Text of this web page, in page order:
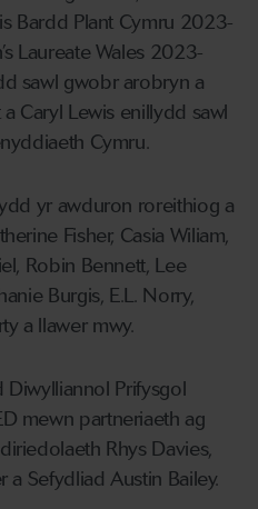
Bardd Plant Cymru 2023-
Laureate Wales 2023-
sawl gwobr arobryn a
Caryl Lewis enillydd sawl
Cymru.
yr awduron roreithiog a
Fisher, Casia Wiliam,
Robin Bennett, Lee
Burgis, E.L. Norry,
a llawer mwy.
Diwylliannol Prifysgol
mewn partneriaeth ag
Rhys Davies,
Sefydliad Austin Bailey.